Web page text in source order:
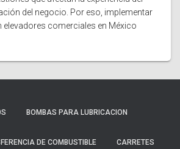
del negocio. Por eso, implementar
comerciales en México
BOMBAS PARA LUBRICACION
DE COMBUSTIBLE CARRETES